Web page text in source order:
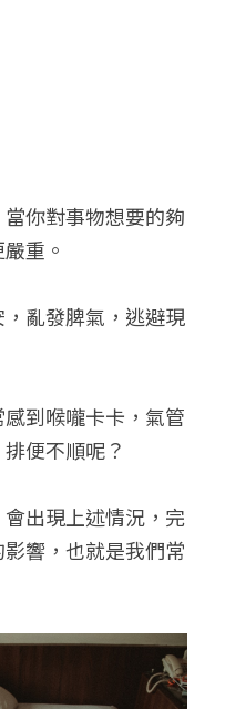
你對事物想要的夠
重。
亂發脾氣，逃避現
到喉嚨卡卡，氣管
便不順呢？
出現上述情況，完
響，也就是我們常